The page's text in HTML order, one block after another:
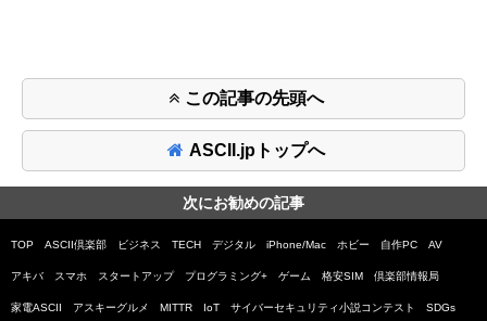
この記事の先頭へ
ASCII.jpトップへ
次にお勧めの記事
TOP ASCII倶楽部 ビジネス TECH デジタル iPhone/Mac ホビー 自作PC AV
アキバ スマホ スタートアップ プログラミング+ ゲーム 格安SIM 倶楽部情報局
家電ASCII アスキーグルメ MITTR IoT サイバーセキュリティ小説コンテスト SDGs